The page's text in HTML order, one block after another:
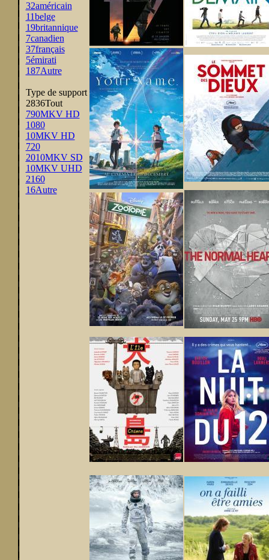
32américain
11belge
19britannique
7canadien
37français
5émirati
187Autre
Type de support
2836Tout
790MKV HD
1080
10MKV HD
720
2010MKV SD
10MKV UHD
2160
16Autre